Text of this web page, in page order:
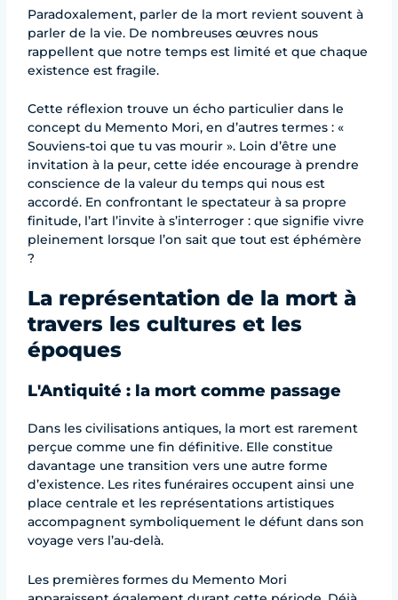
Paradoxalement, parler de la mort revient souvent à
parler de la vie. De nombreuses œuvres nous
rappellent que notre temps est limité et que chaque
existence est fragile.
Cette réflexion trouve un écho particulier dans le
concept du Memento Mori, en d’autres termes : «
Souviens-toi que tu vas mourir ». Loin d’être une
invitation à la peur, cette idée encourage à prendre
conscience de la valeur du temps qui nous est
accordé. En confrontant le spectateur à sa propre
finitude, l’art l’invite à s’interroger : que signifie vivre
pleinement lorsque l’on sait que tout est éphémère
?
La représentation de la mort à
travers les cultures et les
époques
L'Antiquité : la mort comme passage
Dans les civilisations antiques, la mort est rarement
perçue comme une fin définitive. Elle constitue
davantage une transition vers une autre forme
d’existence. Les rites funéraires occupent ainsi une
place centrale et les représentations artistiques
accompagnent symboliquement le défunt dans son
voyage vers l’au-delà.
Les premières formes du Memento Mori